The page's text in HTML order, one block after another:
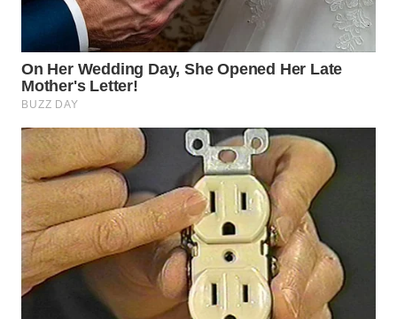
WN
SIMALUNGUN
WN
LABUHANBATU
WN
TAPANULI
TENGAH
WN DELI
SERDANG